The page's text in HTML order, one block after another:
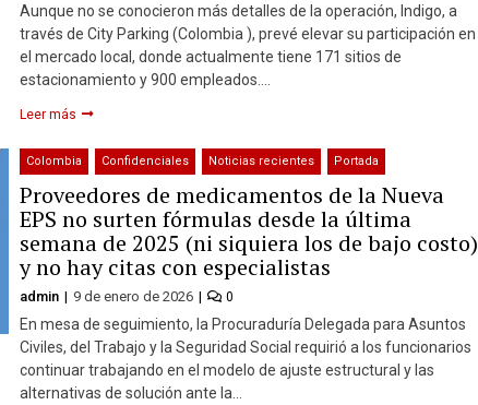
Aunque no se conocieron más detalles de la operación, Indigo, a
través de City Parking (Colombia ), prevé elevar su participación en
el mercado local, donde actualmente tiene 171 sitios de
estacionamiento y 900 empleados….
Leer más
Colombia Confidenciales Noticias recientes Portada
Proveedores de medicamentos de la Nueva
EPS no surten fórmulas desde la última
semana de 2025 (ni siquiera los de bajo costo)
y no hay citas con especialistas
admin 9 de enero de 2026 0
En mesa de seguimiento, la Procuraduría Delegada para Asuntos
Civiles, del Trabajo y la Seguridad Social requirió a los funcionarios
continuar trabajando en el modelo de ajuste estructural y las
alternativas de solución ante la…